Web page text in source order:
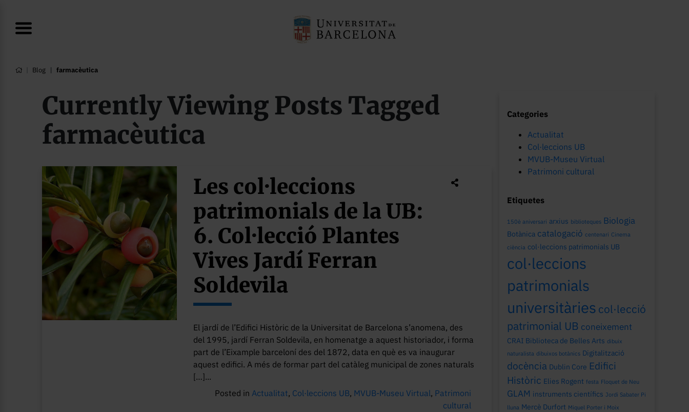
Blog farmacèutica
Currently Viewing Posts Tagged
farmacèutica
Les col·leccions
patrimonials de la UB:
6. Col·lecció Plantes
Vives Jardí Ferran
Soldevila
El jardí de l’Edifici Històric de la Universitat de Barcelona s’anomena, des
del 1995, jardí Ferran Soldevila, en homenatge a aquest historiador, i forma
part de l’Eixample barceloní des del 1872, data en què es va inaugurar
aquest edifici. A més de formar part del catàleg municipal de zones naturals
[…]...
Posted inActualitat, Col·leccions UB, MVUB-Museu Virtual, Patrimoni
cultural
Categories
Actualitat
Col·leccions UB
MVUB-Museu Virtual
Patrimoni cultural
Etiquetes
150è aniversari arxius biblioteques Biologia
Botànica catalogació centenari Cinema
ciència col·leccions patrimonials UB
col·leccions
patrimonials
universitàries col·lecció
patrimonial UB coneixement
CRAI Biblioteca de Belles Arts dibuix
naturalista dibuixos botànics Digitalització
docència Dublin Core Edifici
Històric Elies Rogent festa Floquet de Neu
GLAM instruments científics Jordi Sabater Pi
lluna Mercè Durfort Miquel Porter i Moix